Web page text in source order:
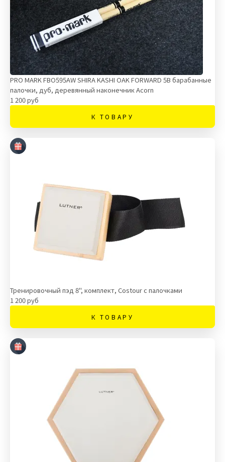
PRO MARK FBO595AW SHIRA KASHI OAK FORWARD 5B барабанные
палочки, дуб, деревянный наконечник Acorn
1 200 руб
К ТОВАРУ
Тренировочный пэд 8", комплект, Costour с палочками
1 200 руб
К ТОВАРУ